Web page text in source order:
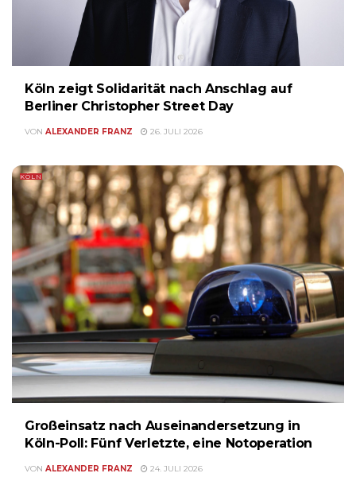
Köln zeigt Solidarität nach Anschlag auf
Berliner Christopher Street Day
VON ALEXANDER FRANZ 26. JULI 2026
KÖLN
Großeinsatz nach Auseinandersetzung in
Köln-Poll: Fünf Verletzte, eine Notoperation
VON ALEXANDER FRANZ 24. JULI 2026